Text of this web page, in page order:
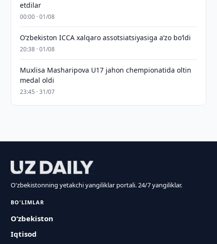
etdilar
00:00 · 01/08
O‘zbekiston ICCA xalqaro assotsiatsiyasiga aʼzo bo‘ldi
20:38 · 01/08
Muxlisa Masharipova U17 jahon chempionatida oltin
medal oldi
23:45 · 31/07
O'zbekistonning yetakchi yangiliklar portali. 24/7 yangiliklar.
BO'LIMLAR
O‘zbekiston
Iqtisod